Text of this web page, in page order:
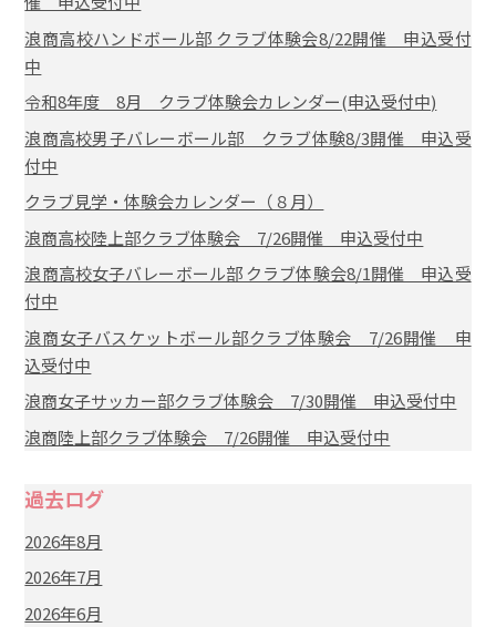
浪商高校ハンドボール部 クラブ体験会8/22開催 申込受付
中
令和8年度 8月 クラブ体験会カレンダー(申込受付中)
浪商高校男子バレーボール部 クラブ体験8/3開催 申込受
付中
クラブ見学・体験会カレンダー（８月）
浪商高校陸上部クラブ体験会 7/26開催 申込受付中
浪商高校女子バレーボール部 クラブ体験会8/1開催 申込受
付中
浪商女子バスケットボール部クラブ体験会 7/26開催 申
込受付中
浪商女子サッカー部クラブ体験会 7/30開催 申込受付中
浪商陸上部クラブ体験会 7/26開催 申込受付中
過去ログ
2026年8月
2026年7月
2026年6月